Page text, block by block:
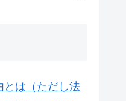
とは（ただし法